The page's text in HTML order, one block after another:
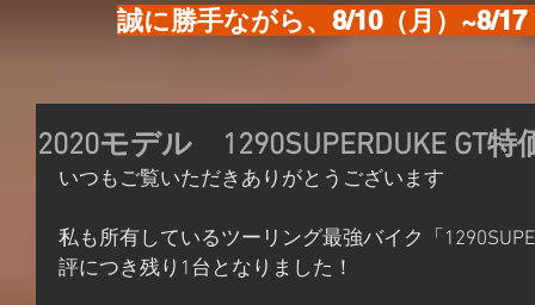
誠に勝手ながら、8/10（月）~8/
2020モデル 1290SUPERDUKE GT
いつもご覧いただきありがとうございます
私も所有しているツーリング最強バイク「
評につき残り1台となりました！